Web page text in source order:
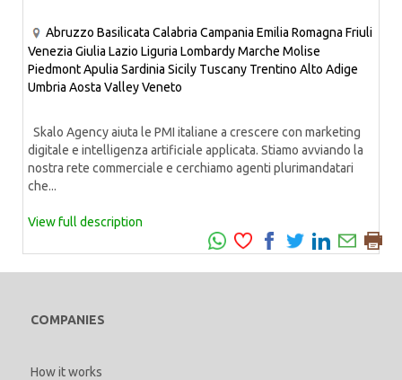
Abruzzo Basilicata Calabria Campania Emilia Romagna Friuli
Venezia Giulia Lazio Liguria LombardyMarche Molise
PiedmontApulia Sardinia Sicily Tuscany Trentino Alto Adige
Umbria Aosta ValleyVeneto
Skalo Agency aiuta le PMI italiane a crescere con marketing
digitale e intelligenza artificiale applicata. Stiamo avviando la
nostra rete commerciale e cerchiamo agenti plurimandatari
che...
View full description
COMPANIES
How it works